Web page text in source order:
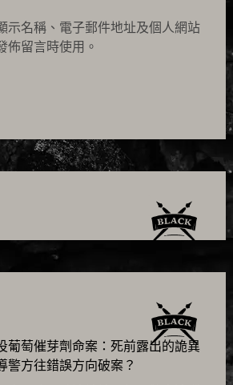
示名稱、電子郵件地址及個人網站
佈留言時使用。
葡萄催芽劑命案：死前露出的詭異
警方往錯誤方向破案？